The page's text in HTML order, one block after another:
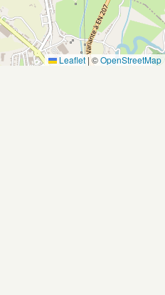
Leaflet|©OpenStreetMap